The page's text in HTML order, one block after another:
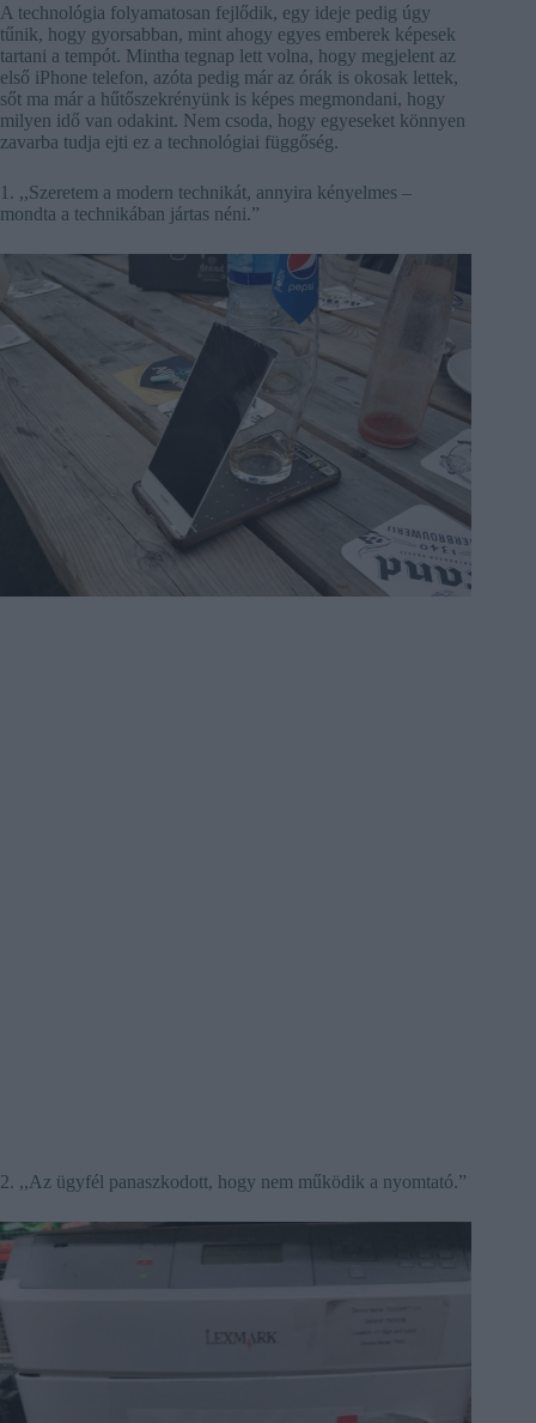
A technológia folyamatosan fejlődik, egy ideje pedig úgy
tűnik, hogy gyorsabban, mint ahogy egyes emberek képesek
tartani a tempót. Mintha tegnap lett volna, hogy megjelent az
első iPhone telefon, azóta pedig már az órák is okosak lettek,
sőt ma már a hűtőszekrényünk is képes megmondani, hogy
milyen idő van odakint. Nem csoda, hogy egyeseket könnyen
zavarba tudja ejti ez a technológiai függőség.
1. ,,Szeretem a modern technikát, annyira kényelmes –
mondta a technikában jártas néni.”
2. ,,Az ügyfél panaszkodott, hogy nem működik a nyomtató.”